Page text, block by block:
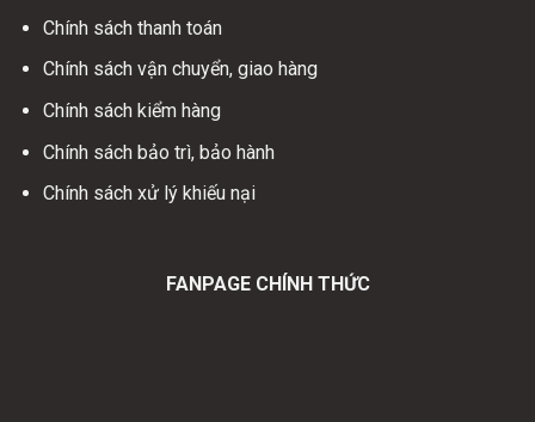
Chính sách thanh toán
Chính sách vận chuyển, giao hàng
Chính sách kiểm hàng
Chính sách bảo trì, bảo hành
Chính sách xử lý khiếu nại
FANPAGE CHÍNH THỨC